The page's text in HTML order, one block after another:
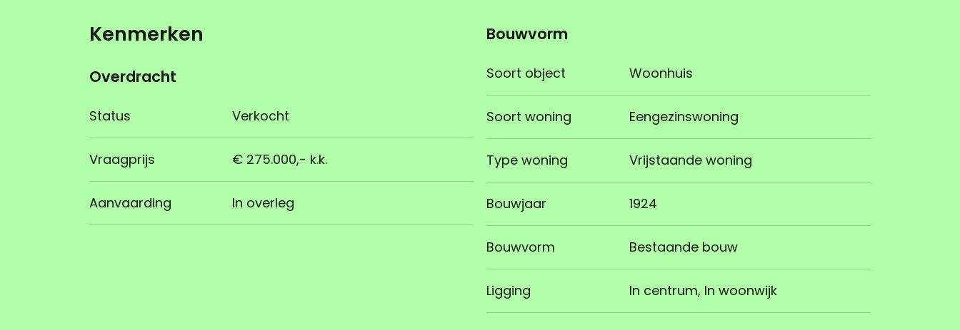
Kenmerken
Overdracht
Status Verkocht
Vraagprijs € 275.000,- k.k.
Aanvaarding In overleg
Bouwvorm
Soort object Woonhuis
Soort woning Eengezinswoning
Type woning Vrijstaande woning
Bouwjaar 1924
Bouwvorm Bestaande bouw
Ligging In centrum, In woonwijk